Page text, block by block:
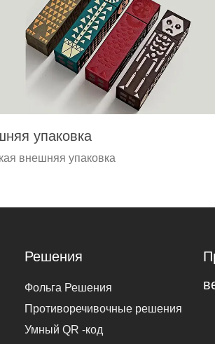
упаковка
внешняя упаковка
Решения
Фольга Решения
Противоречивочные решения
Умный QR -код